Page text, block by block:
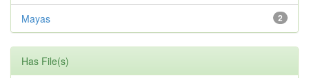
2
Mayas
Has File(s)